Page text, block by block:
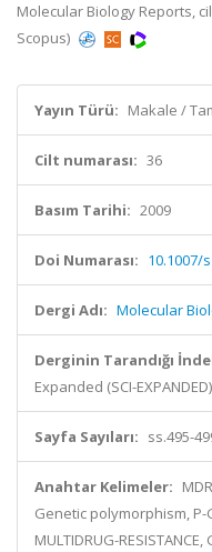
Molecular Biology Reports,
Scopus)
Yayın Türü: Makale /
Cilt numarası: 36
Basım Tarihi: 2009
Doi Numarası: 10.1007/
Dergi Adı: Molecular
Derginin Tarandığı
Expanded (SCI-
Sayfa Sayıları: ss.495-
Anahtar Kelimeler:
Genetic polymorphism, P-
MULTIDRUG-RESISTANCE,